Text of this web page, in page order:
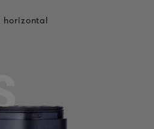
horizontal